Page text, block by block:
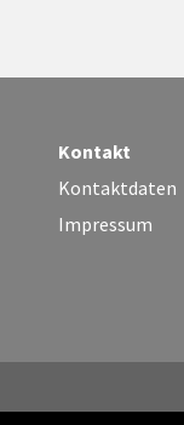
Kontakt
Kontaktdaten
Impressum